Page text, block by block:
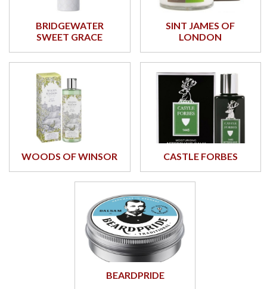
BRIDGEWATER
SWEET GRACE
SINT JAMES OF
LONDON
WOODS OF WINSOR CASTLE FORBES
BEARDPRIDE